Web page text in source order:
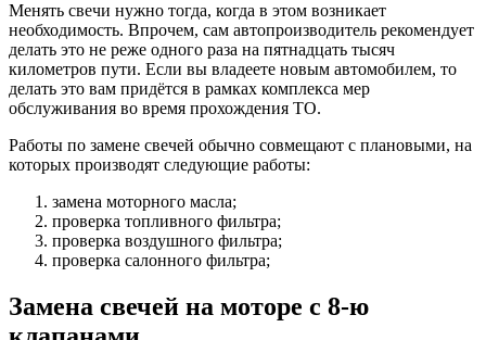
Менять свечи нужно тогда, когда в этом возникает
необходимость. Впрочем, сам автопроизводитель рекомендует
делать это не реже одного раза на пятнадцать тысяч
километров пути. Если вы владеете новым автомобилем, то
делать это вам придётся в рамках комплекса мер
обслуживания во время прохождения ТО.
Работы по замене свечей обычно совмещают с плановыми, на
которых производят следующие работы:
замена моторного масла;
проверка топливного фильтра;
проверка воздушного фильтра;
проверка салонного фильтра;
Замена свечей на моторе с 8-ю